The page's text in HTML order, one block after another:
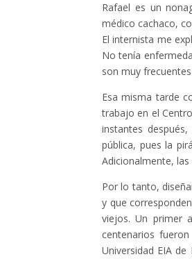
Rafael es un
médico cachaco,
El internista me
No tenía
son muy
Esa misma tarde
trabajo en el
instantes
pública, pues la
Adicionalmente,
Por lo tanto,
y que
viejos. Un primer
centenarios
Universidad EIA